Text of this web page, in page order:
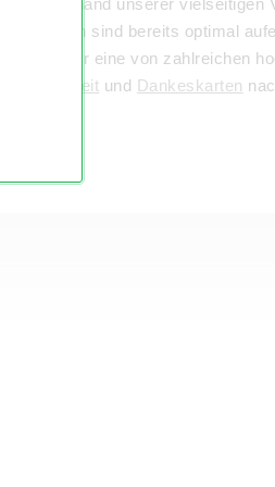
anhand unserer vielseitigen
sind bereits optimal
Euch für eine von zahlreichen
und Dankeskarten